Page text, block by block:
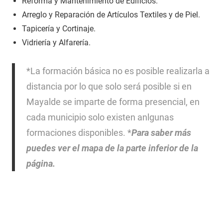
Arreglo y Reparación de Artículos Textiles y de Piel.
Tapicería y Cortinaje.
Vidriería y Alfarería.
*La formación básica no es posible realizarla a
distancia por lo que solo será posible si en
Mayalde se imparte de forma presencial, en
cada municipio solo existen anlgunas
formaciones disponibles. *Para saber más
puedes ver el mapa de la parte inferior de la
página.